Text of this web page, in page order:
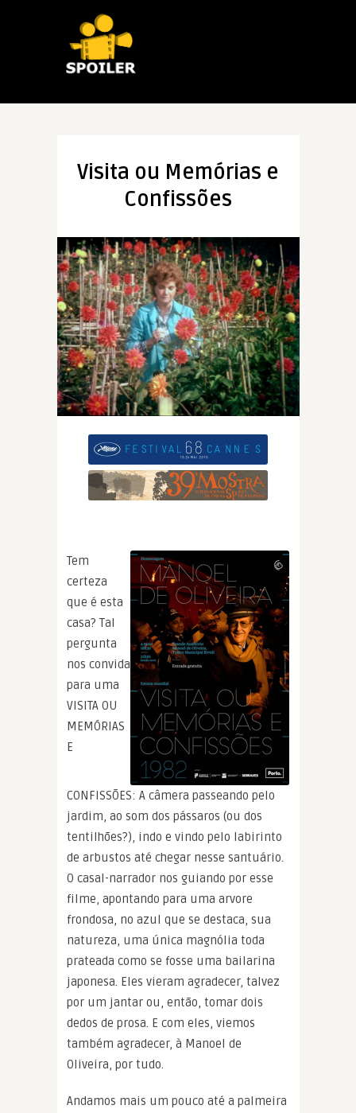
Visita ou Memórias e
Confissões
Tem
certeza
que é esta
casa? Tal
pergunta
nos convida
para uma
VISITA OU
MEMÓRIAS
E
CONFISSÕES: A câmera passeando pelo
jardim, ao som dos pássaros (ou dos
tentilhões?), indo e vindo pelo labirinto
de arbustos até chegar nesse santuário.
O casal-narrador nos guiando por esse
filme, apontando para uma arvore
frondosa, no azul que se destaca, sua
natureza, uma única magnólia toda
prateada como se fosse uma bailarina
japonesa. Eles vieram agradecer, talvez
por um jantar ou, então, tomar dois
dedos de prosa. E com eles, viemos
também agradecer, à Manoel de
Oliveira, por tudo.
Andamos mais um pouco até a palmeira